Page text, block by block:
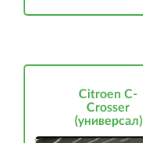
Citroen C-
Crosser
(универсал)